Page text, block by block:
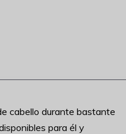
cabello durante bastante
para él y